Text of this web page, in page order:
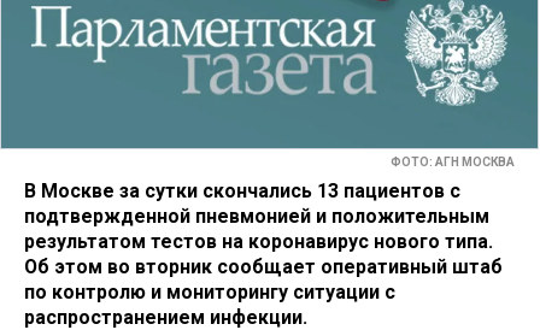
ФОТО: АГН МОСКВА
В Москве за сутки скончались 13 пациентов с
подтвержденной пневмонией и положительным
результатом тестов на коронавирус нового типа.
Об этом во вторник сообщает оперативный штаб
по контролю и мониторингу ситуации с
распространением инфекции.